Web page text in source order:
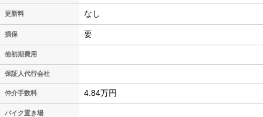
更新料 なし
損保 要
他初期費用
保証人代行会社
仲介手数料 4.84万円
バイク置き場